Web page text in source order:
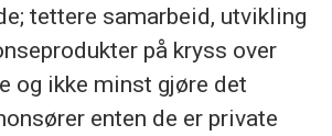
tettere samarbeid, utvikling
på kryss over
og ikke minst gjøre det
enten de er private